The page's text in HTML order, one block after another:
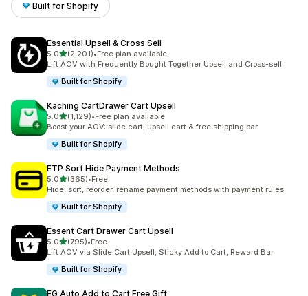
Built for Shopify
Essential Upsell & Cross Sell
5.05つ星中
(2,201)
合計レビュー数：2201件
•Free plan available
Lift AOV with Frequently Bought Together Upsell and Cross-sell
Built for Shopify
Kaching CartDrawer Cart Upsell
5.05つ星中
(1,129)
合計レビュー数：1129件
•Free plan available
Boost your AOV: slide cart, upsell cart & free shipping bar
Built for Shopify
ETP Sort Hide Payment Methods
5.05つ星中
(365)
合計レビュー数：365件
•Free
Hide, sort, reorder, rename payment methods with payment rules
Built for Shopify
Essent Cart Drawer Cart Upsell
5.05つ星中
(795)
合計レビュー数：795件
•Free
Lift AOV via Slide Cart Upsell, Sticky Add to Cart, Reward Bar
Built for Shopify
EG Auto Add to Cart Free Gift